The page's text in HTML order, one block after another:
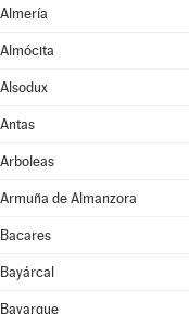
Almería
Almócita
Alsodux
Antas
Arboleas
Armuña de Almanzora
Bacares
Bayárcal
Bayarque